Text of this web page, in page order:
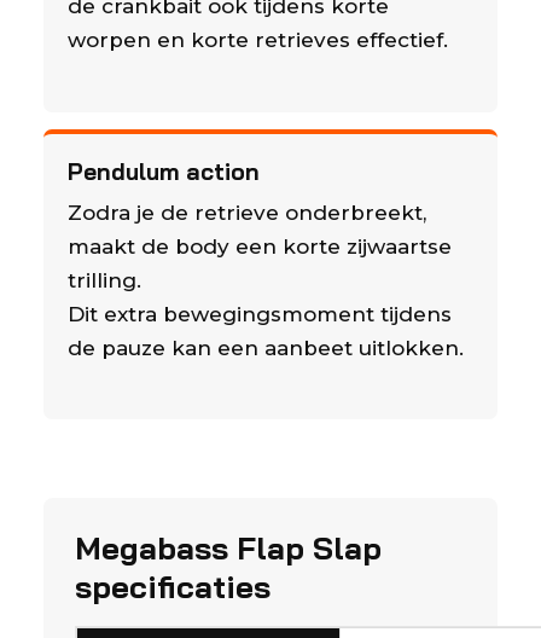
de crankbait ook tijdens korte
worpen en korte retrieves effectief.
Pendulum action
Zodra je de retrieve onderbreekt,
maakt de body een korte zijwaartse
trilling.
Dit extra bewegingsmoment tijdens
de pauze kan een aanbeet uitlokken.
Megabass Flap Slap
specificaties